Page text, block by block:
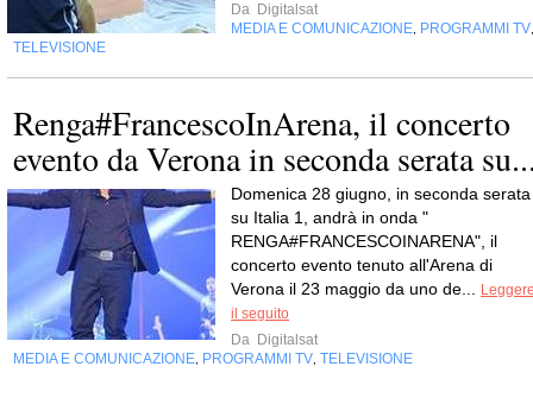
Da Digitalsat
MEDIA E COMUNICAZIONE, PROGRAMMI TV,
TELEVISIONE
Renga#FrancescoInArena, il concerto
evento da Verona in seconda serata
Domenica 28 giugno, in seconda serata
su Italia 1, andrà in onda "
RENGA#FRANCESCOINARENA", il
concerto evento tenuto all'Arena di
Verona il 23 maggio da uno de...
il seguito
Da Digitalsat
MEDIA E COMUNICAZIONE, PROGRAMMI TV, TELEVISIONE